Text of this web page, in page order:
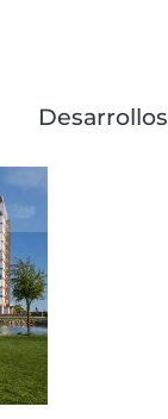
Desarrollos